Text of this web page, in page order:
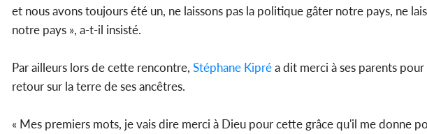
et nous avons toujours été un, ne laissons pas la politique gâter notre pays, ne
notre pays », a-t-il insisté.
Par ailleurs lors de cette rencontre, Stéphane Kipréa dit merci à ses parents
retour sur la terre de ses ancêtres.
« Mes premiers mots, je vais dire merci à Dieu pour cette grâce qu'il me donne